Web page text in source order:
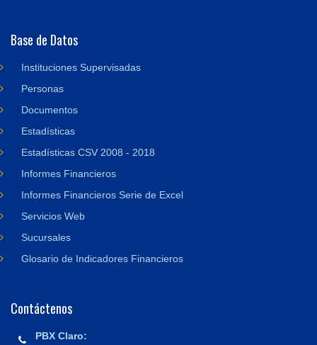
Base de Datos
Instituciones Supervisadas
Personas
Documentos
Estadísticas
Estadísticas CSV 2008 - 2018
Informes Financieros
Informes Financieros Serie de Excel
Servicios Web
Sucursales
Glosario de Indicadores Financieros
Contáctenos
PBX Claro: